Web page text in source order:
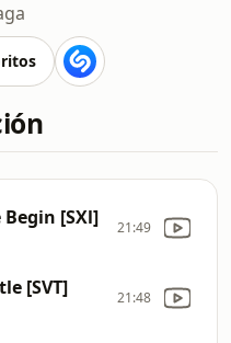
[SXl] 21:49
[SVT] 21:48